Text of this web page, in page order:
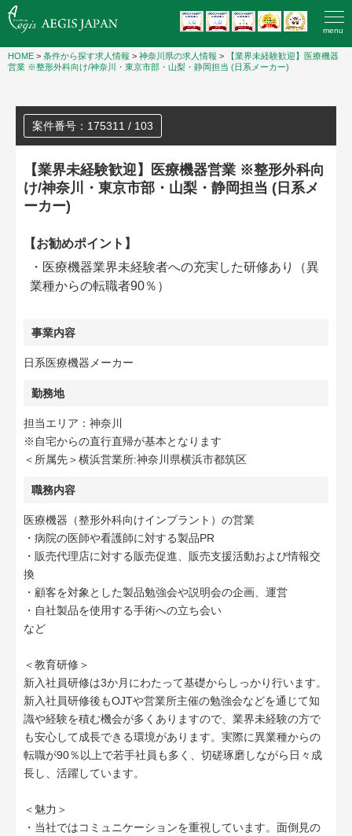
menu
HOME > 条件から探す求人情報 > 神奈川県の求人情報 >
【業界未経験歓迎】医療機器
営業 ※整形外科向け/神奈川・東京市部・山梨・静岡担当 (日系メーカー)
案件番号：175311 / 103
【業界未経験歓迎】医療機器営業 ※整形外科向
け/神奈川・東京市部・山梨・静岡担当 (日系メ
ーカー)
【お勧めポイント】
・医療機器業界未経験者への充実した研修あり（異
業種からの転職者90％）
事業内容
日系医療機器メーカー
勤務地
担当エリア：神奈川
※自宅からの直行直帰が基本となります
＜所属先＞横浜営業所:神奈川県横浜市都筑区
職務内容
医療機器（整形外科向けインプラント）の営業
・病院の医師や看護師に対する製品PR
・販売代理店に対する販売促進、販売支援活動および情報交
換
・顧客を対象とした製品勉強会や説明会の企画、運営
・自社製品を使用する手術への立ち会い
など
＜教育研修＞
新入社員研修は3か月にわたって基礎からしっかり行います。
新入社員研修後もOJTや営業所主催の勉強会などを通じて知
識や経験を積む機会が多くありますので、業界未経験の方で
も安心して成長できる環境があります。実際に異業種からの
転職が90％以上で若手社員も多く、切磋琢磨しながら日々成
長し、活躍しています。
＜魅力＞
・当社ではコミュニケーションを重視しています。面倒見の